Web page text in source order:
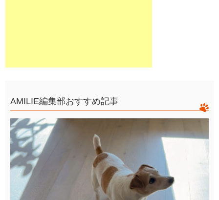
AMILIE編集部おすすめ記事